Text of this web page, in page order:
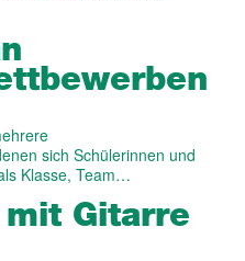
sich Schülerinnen und
Klasse, Team…
mit Gitarre